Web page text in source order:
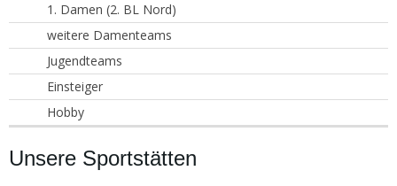
1. Damen (2. BL Nord)
weitere Damenteams
Jugendteams
Einsteiger
Hobby
Unsere Sportstätten